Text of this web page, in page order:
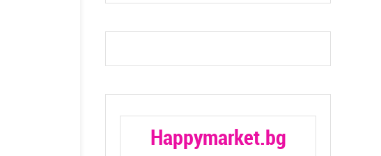
Happymarket.bg